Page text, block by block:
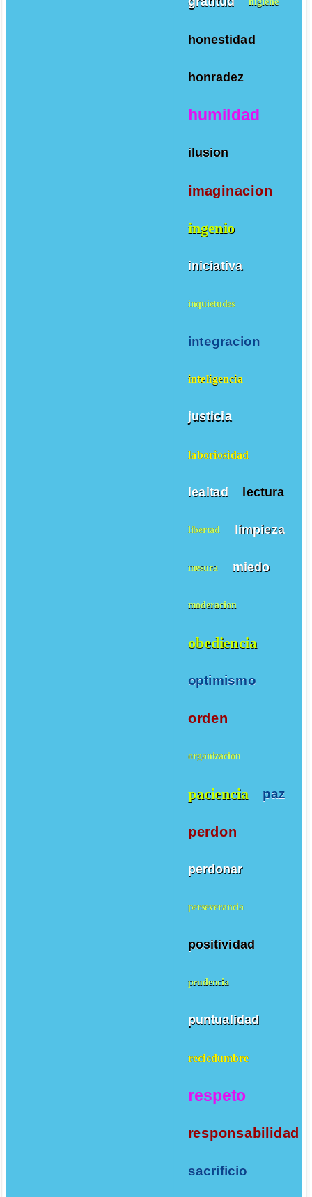
honestidad
honradez
humildad
ilusion
imaginacion
ingenio
iniciativa
inquietudes
integracion
inteligencia
justicia
laboriosidad
lealtad lectura
libertad limpieza
mesura miedo
moderacion
obediencia
optimismo
orden
organizacion
paciencia paz
perdon
perdonar
perseverancia
positividad
prudencia
puntualidad
reciedumbre
respeto
responsabilidad
sacrificio